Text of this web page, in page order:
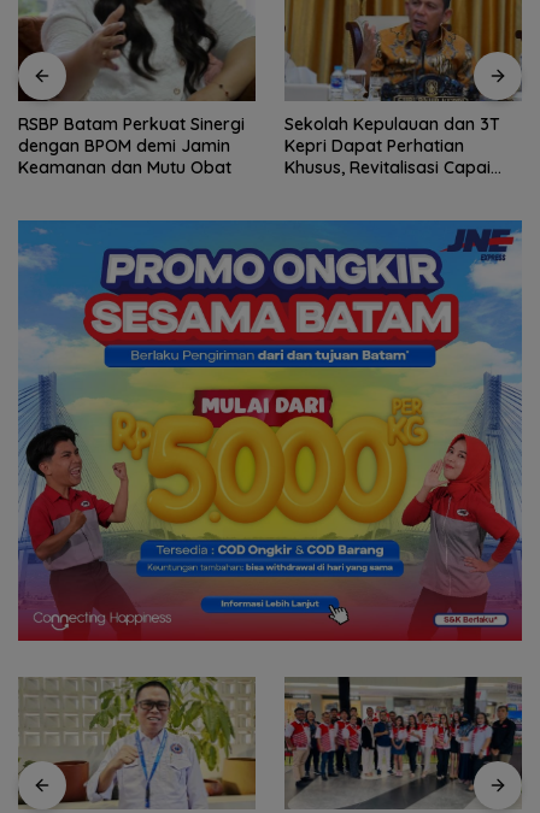
Sekolah Kepulauan dan 3T
Kepri Dapat Perhatian
Khusus, Revitalisasi Capai
Arogansi Jakarta di Beranda
Negeri: Catatan dari
Pertemuan Ketua Umum PWI